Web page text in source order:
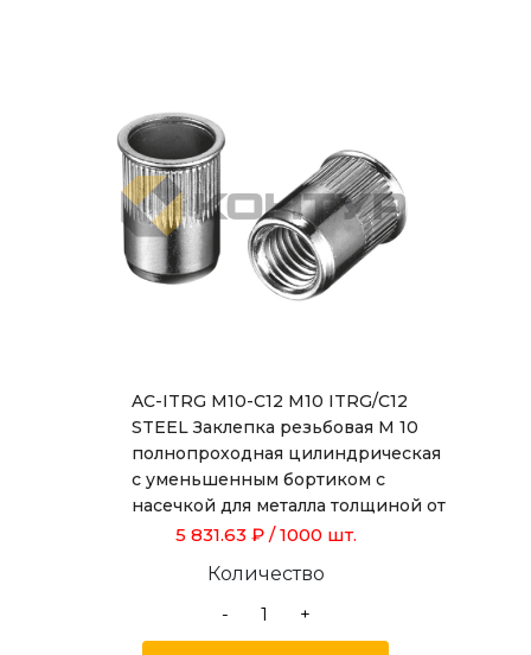
AC-ITRG M10-C12 M10 ITRG/C12
STEEL Заклепка резьбовая М 10
полнопроходная цилиндрическая
с уменьшенным бортиком с
насечкой для металла толщиной от
1,0 до 3,5 мм, длиной 19,0 мм
5 831.63 ₽ / 1000 шт.
Количество
-
+